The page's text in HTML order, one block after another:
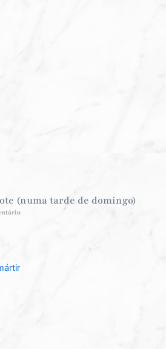
(numa tarde de domingo)